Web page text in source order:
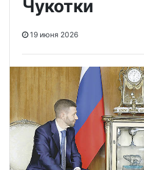
Чукотки
19 июня 2026